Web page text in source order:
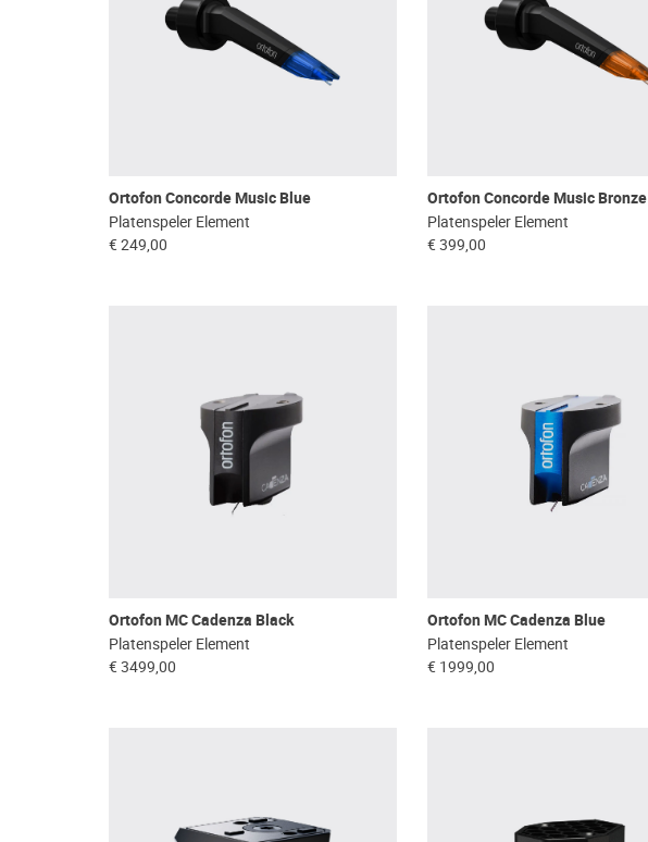
Ortofon Concorde Music Blue
Platenspeler Element
€ 249,00
Ortofon Concorde Music Bronze
Platenspeler Element
€ 399,00
Ortofon MC Cadenza Black
Platenspeler Element
€ 3499,00
Ortofon MC Cadenza Blue
Platenspeler Element
€ 1999,00